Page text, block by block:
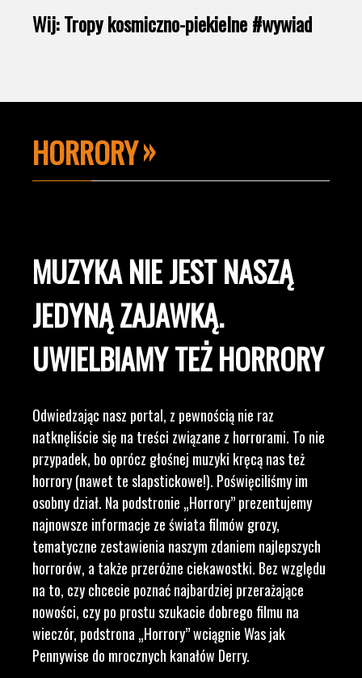
Wij: Tropy kosmiczno-piekielne #wywiad
HORRORY
MUZYKA NIE JEST NASZĄ
JEDYNĄ ZAJAWKĄ.
UWIELBIAMY TEŻ HORRORY
Odwiedzając nasz portal, z pewnością nie raz
natknęliście się na treści związane z horrorami. To nie
przypadek, bo oprócz głośnej muzyki kręcą nas też
horrory (nawet te slapstickowe!). Poświęciliśmy im
osobny dział. Na podstronie „Horrory” prezentujemy
najnowsze informacje ze świata filmów grozy,
tematyczne zestawienia naszym zdaniem najlepszych
horrorów, a także przeróżne ciekawostki. Bez względu
na to, czy chcecie poznać najbardziej przerażające
nowości, czy po prostu szukacie dobrego filmu na
wieczór, podstrona „Horrory” wciągnie Was jak
Pennywise do mrocznych kanałów Derry.